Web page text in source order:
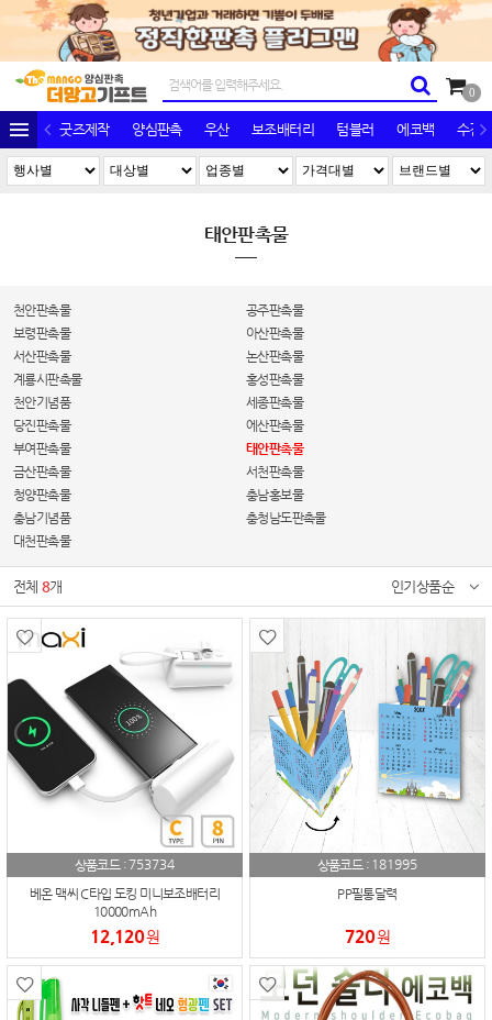
0
굿즈제작 양심판촉 우산 보조배터리 텀블러 에코백 수건/
태안판촉물
천안판촉물
공주판촉물
보령판촉물
아산판촉물
서산판촉물
논산판촉물
계룡시판촉물
홍성판촉물
천안기념품
세종판촉물
당진판촉물
에산판촉물
부여판촉물
태안판촉물
금산판촉물
서천판촉물
청양판촉물
충남홍보물
충남기념품
충청남도판촉물
대천판촉물
전체8개 인기상품순
상품코드 : 753734
베온 맥씨 C타입 도킹 미니보조배터리
10000mAh
12,120원
상품코드 : 181995
PP필통달력
720원